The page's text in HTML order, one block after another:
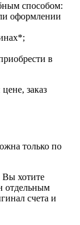
способом:
оформлении
*;
в
заказ
только по
Вы хотите
отдельным
счета и